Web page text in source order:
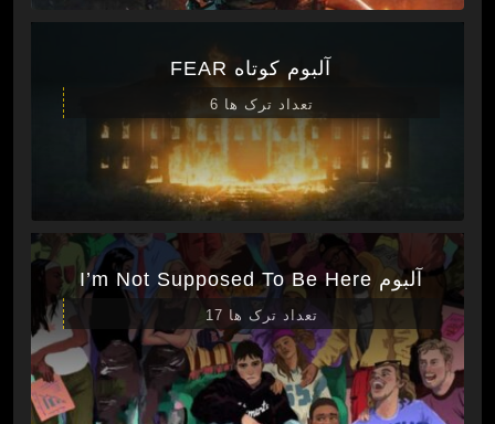
آلبوم کوتاه FEAR
تعداد ترک ها 6
آلبوم I’m Not Supposed To Be Here
تعداد ترک ها 17